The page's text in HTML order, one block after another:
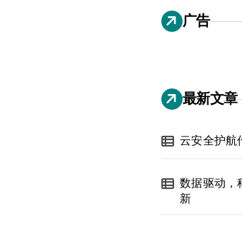
广告
最新文章
云安全护航
数据驱动，
新